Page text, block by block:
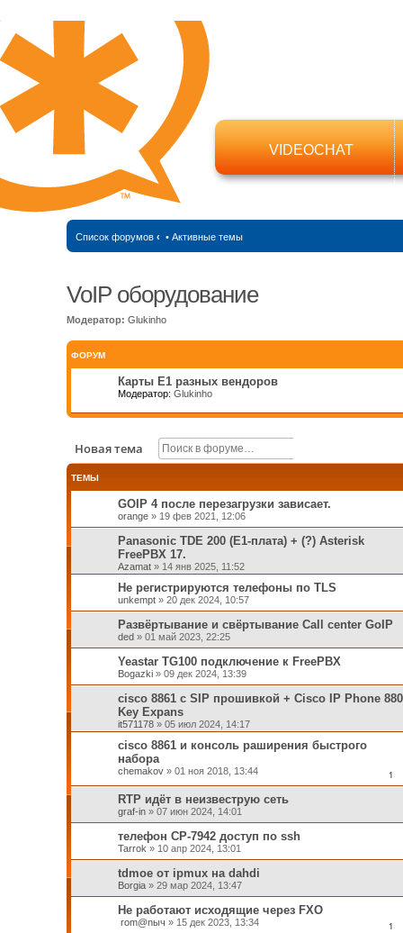
VIDEOCHAT
Список форумов ‹ • Активные темы
VoIP оборудование
Модератор: Glukinho
ФОРУМ
Карты Е1 разных вендоров
Модератор: Glukinho
Новая тема
ТЕМЫ
GOIP 4 после перезагрузки зависает.
orange» 19 фев 2021, 12:06
Panasonic TDE 200 (E1-плата) + (?) Asterisk
FreePBX 17.
Azamat» 14 янв 2025, 11:52
Не регистрируются телефоны по TLS
unkempt» 20 дек 2024, 10:57
Развёртывание и свёртывание Call center GoIP
ded » 01 май 2023, 22:25
Yeastar TG100 подключение к FreePBX
Bogazki» 09 дек 2024, 13:39
cisco 8861 с SIP прошивкой + Cisco IP Phone
Key Expans
it571178» 05 июл 2024, 14:17
cisco 8861 и консоль раширения быстрого
набора
chemakov» 01 ноя 2018, 13:44 1
RTP идёт в неизвеструю сеть
graf-in» 07 июн 2024, 14:01
телефон CP-7942 доступ по ssh
Tarrok » 10 апр 2024, 13:01
tdmoe от ipmux на dahdi
Borgia» 29 мар 2024, 13:47
Не работают исходящие через FXO
rom@nыч » 15 дек 2023, 13:34 1